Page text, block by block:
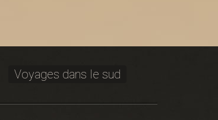
Voyages dans le sud